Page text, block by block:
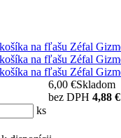
6,00 €Skladom
bez DPH 4,88 €
ks